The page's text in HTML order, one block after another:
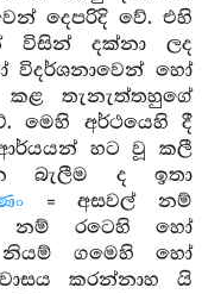
දෙපරිදි වේ. එහි
විසින් දක්නා ලද
විදර්ශනාවෙන් හෝ
තැනැත්තහුගේ
මෙහි අර්ථයෙහි දී
හට වූ කලී
බැලීම ද ඉතා
= අසවල් නම්
නම් රටෙහි හෝ
ගමෙහි හෝ
කරන්නාහ යි